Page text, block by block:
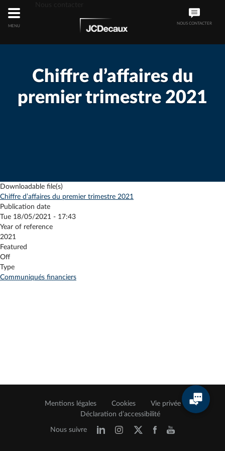
MENU
NOUS CONTACTER
Chiffre d’affaires du
premier trimestre 2021
Downloadable file(s)
Chiffre d’affaires du premier trimestre 2021
Publication date
Tue 18/05/2021 - 17:43
Year of reference
2021
Featured
Off
Type
Communiqués financiers
Mentions légales Cookies
Vie privée
Déclaration d’accessibilité
Nous suivre